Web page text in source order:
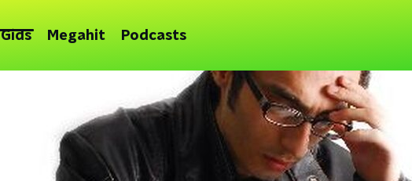
Gids Megahit Podcasts